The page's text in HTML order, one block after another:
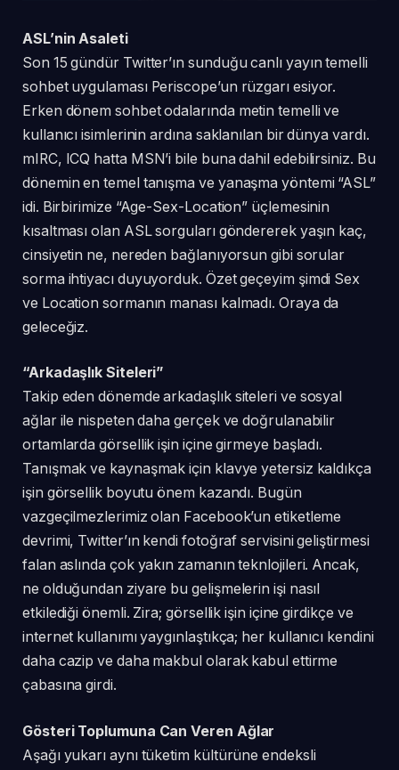
ASL’nin Asaleti
Son 15 gündür Twitter’ın sunduğu canlı yayın temelli
sohbet uygulaması Periscope’un rüzgarı esiyor.
Erken dönem sohbet odalarında metin temelli ve
kullanıcı isimlerinin ardına saklanılan bir dünya vardı.
mIRC, ICQ hatta MSN’i bile buna dahil edebilirsiniz. Bu
dönemin en temel tanışma ve yanaşma yöntemi “ASL”
idi. Birbirimize “Age-Sex-Location” üçlemesinin
kısaltması olan ASL sorguları göndererek yaşın kaç,
cinsiyetin ne, nereden bağlanıyorsun gibi sorular
sorma ihtiyacı duyuyorduk. Özet geçeyim şimdi Sex
ve Location sormanın manası kalmadı. Oraya da
geleceğiz.
“Arkadaşlık Siteleri”
Takip eden dönemde arkadaşlık siteleri ve sosyal
ağlar ile nispeten daha gerçek ve doğrulanabilir
ortamlarda görsellik işin içine girmeye başladı.
Tanışmak ve kaynaşmak için klavye yetersiz kaldıkça
işin görsellik boyutu önem kazandı. Bugün
vazgeçilmezlerimiz olan Facebook’un etiketleme
devrimi, Twitter’ın kendi fotoğraf servisini geliştirmesi
falan aslında çok yakın zamanın teknlojileri. Ancak,
ne olduğundan ziyare bu gelişmelerin işi nasıl
etkilediği önemli. Zira; görsellik işin içine girdikçe ve
internet kullanımı yaygınlaştıkça; her kullanıcı kendini
daha cazip ve daha makbul olarak kabul ettirme
çabasına girdi.
Gösteri Toplumuna Can Veren Ağlar
Aşağı yukarı aynı tüketim kültürüne endeksli